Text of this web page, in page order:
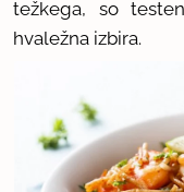
težkega, so
hvaležna izbira.